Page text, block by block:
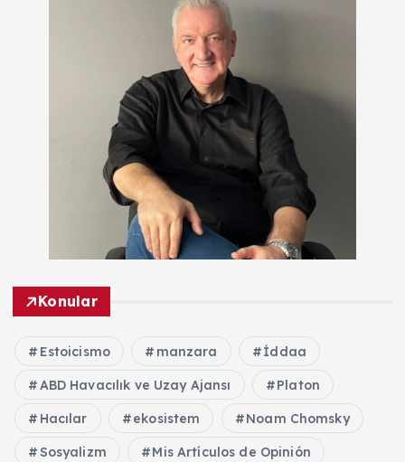
Konular
Estoicismo manzara İddaa
ABD Havacılık ve Uzay Ajansı Platon
Hacılar ekosistem Noam Chomsky
Sosyalizm Mis Artículos de Opinión